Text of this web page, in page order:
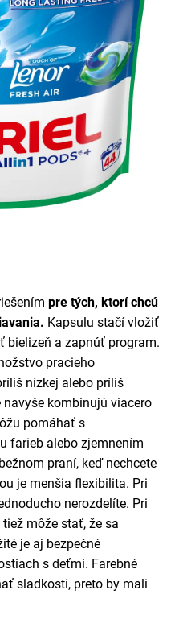
pre tých, ktorí chcú
Kapsulu stačí vložiť
bielizeň a zapnúť program.
pracieho
nízkej alebo príliš
kombinujú viacero
pomáhať s
farieb alebo zjemnením
praní, keď nechcete
je menšia flexibilita. Pri
nerozdelíte. Pri
môže stať, že sa
je aj bezpečné
s deťmi. Farebné
sladkosti, preto by mali